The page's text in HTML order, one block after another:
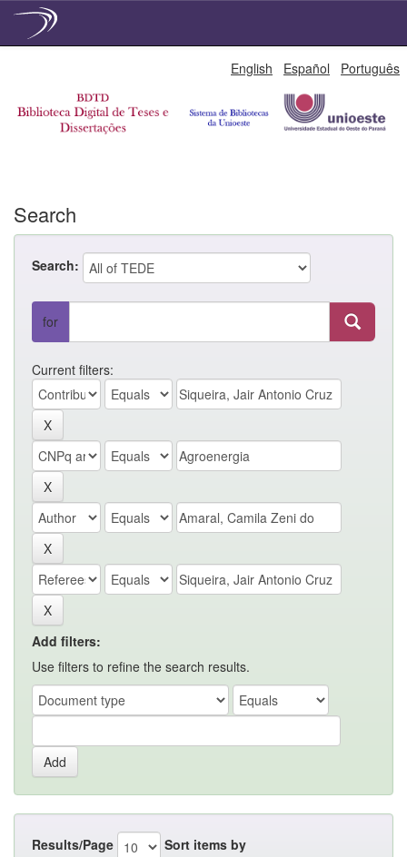
English Español Português
Search
Search:
for
Current filters:
Add filters:
Use filters to refine the search results.
Results/Page Sort items by